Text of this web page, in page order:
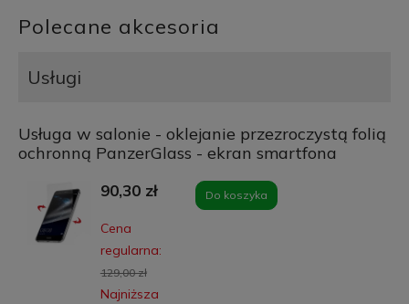
Polecane akcesoria
Usługi
Usługa w salonie - oklejanie przezroczystą folią
ochronną PanzerGlass - ekran smartfona
90,30 zł
Cena
regularna:
129,00 zł
Najniższa
Do koszyka